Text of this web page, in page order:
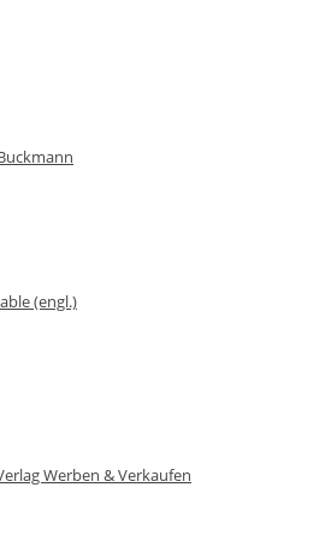
(engl.)
Werben & Verkaufen